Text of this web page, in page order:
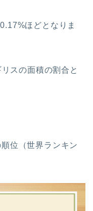
ほどとなりま
スの面積の割合と
位（世界ランキン